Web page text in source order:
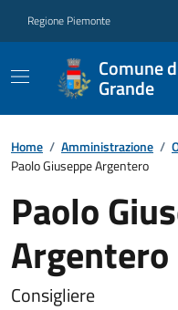
Regione Piemonte
Comune
Grande
Home / Amministrazione /
Paolo Giuseppe Argentero
Paolo
Argentero
Consigliere